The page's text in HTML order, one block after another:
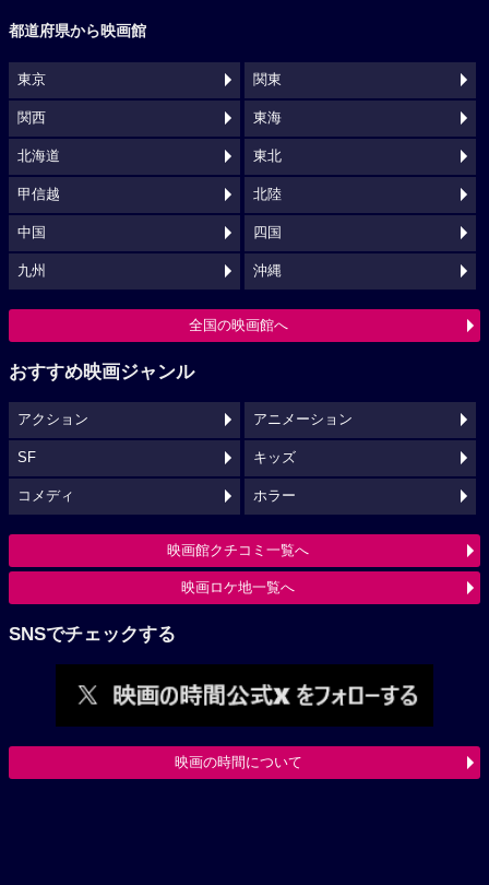
都道府県から映画館
東京 関東
関西 東海
北海道 東北
甲信越 北陸
中国 四国
九州 沖縄
全国の映画館へ
おすすめ映画ジャンル
アクション アニメーション
SF キッズ
コメディ ホラー
映画館クチコミ一覧へ
映画ロケ地一覧へ
SNSでチェックする
映画の時間について